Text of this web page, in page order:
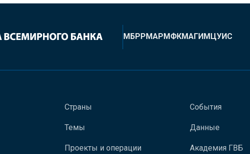
МБРРМАРМФКМАГИМЦУИС
Страны
Темы
Проекты и операции
События
Данные
Академия ГВБ